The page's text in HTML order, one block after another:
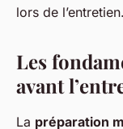
lors de l’entretien.
Les
avant
La préparation